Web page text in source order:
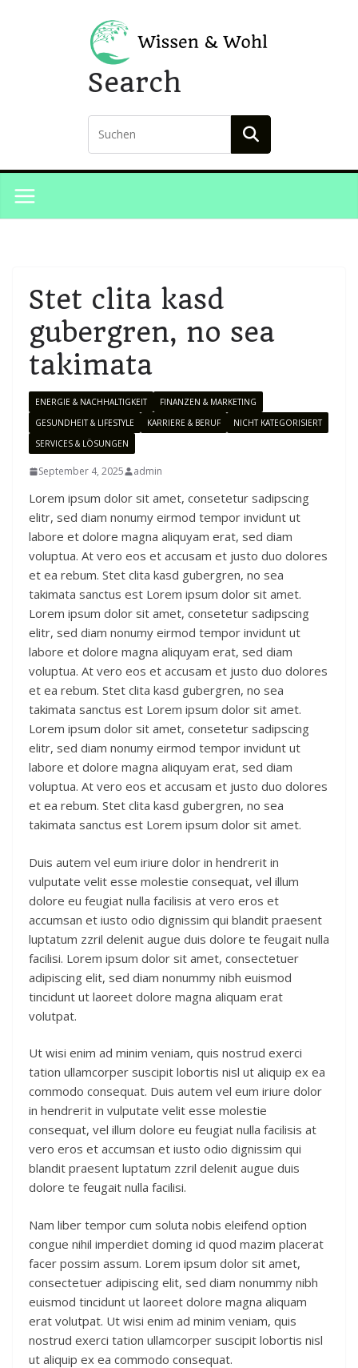
Search
Stet clita kasd
gubergren, no sea
takimata
ENERGIE & NACHHALTIGKEIT
FINANZEN & MARKETING
GESUNDHEIT & LIFESTYLE
KARRIERE & BERUF
NICHT KATEGORISIERT
SERVICES & LÖSUNGEN
September 4, 2025 admin
Lorem ipsum dolor sit amet, consetetur sadipscing
elitr, sed diam nonumy eirmod tempor invidunt ut
labore et dolore magna aliquyam erat, sed diam
voluptua. At vero eos et accusam et justo duo dolores
et ea rebum. Stet clita kasd gubergren, no sea
takimata sanctus est Lorem ipsum dolor sit amet.
Lorem ipsum dolor sit amet, consetetur sadipscing
elitr, sed diam nonumy eirmod tempor invidunt ut
labore et dolore magna aliquyam erat, sed diam
voluptua. At vero eos et accusam et justo duo dolores
et ea rebum. Stet clita kasd gubergren, no sea
takimata sanctus est Lorem ipsum dolor sit amet.
Lorem ipsum dolor sit amet, consetetur sadipscing
elitr, sed diam nonumy eirmod tempor invidunt ut
labore et dolore magna aliquyam erat, sed diam
voluptua. At vero eos et accusam et justo duo dolores
et ea rebum. Stet clita kasd gubergren, no sea
takimata sanctus est Lorem ipsum dolor sit amet.
Duis autem vel eum iriure dolor in hendrerit in
vulputate velit esse molestie consequat, vel illum
dolore eu feugiat nulla facilisis at vero eros et
accumsan et iusto odio dignissim qui blandit praesent
luptatum zzril delenit augue duis dolore te feugait nulla
facilisi. Lorem ipsum dolor sit amet, consectetuer
adipiscing elit, sed diam nonummy nibh euismod
tincidunt ut laoreet dolore magna aliquam erat
volutpat.
Ut wisi enim ad minim veniam, quis nostrud exerci
tation ullamcorper suscipit lobortis nisl ut aliquip ex ea
commodo consequat. Duis autem vel eum iriure dolor
in hendrerit in vulputate velit esse molestie
consequat, vel illum dolore eu feugiat nulla facilisis at
vero eros et accumsan et iusto odio dignissim qui
blandit praesent luptatum zzril delenit augue duis
dolore te feugait nulla facilisi.
Nam liber tempor cum soluta nobis eleifend option
congue nihil imperdiet doming id quod mazim placerat
facer possim assum. Lorem ipsum dolor sit amet,
consectetuer adipiscing elit, sed diam nonummy nibh
euismod tincidunt ut laoreet dolore magna aliquam
erat volutpat. Ut wisi enim ad minim veniam, quis
nostrud exerci tation ullamcorper suscipit lobortis nisl
ut aliquip ex ea commodo consequat.